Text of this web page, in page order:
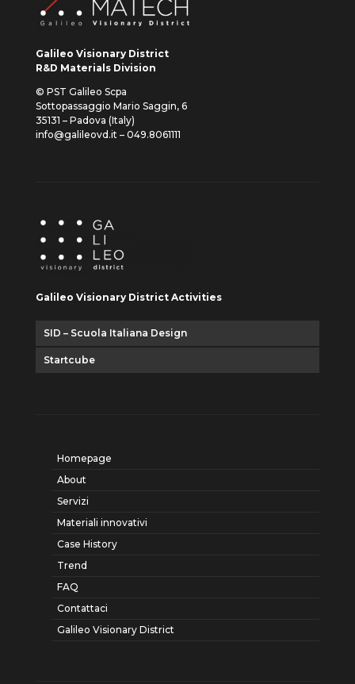
Galileo Visionary District
R&D Materials Division
© PST Galileo Scpa
Sottopassaggio Mario Saggin, 6
35131 – Padova (Italy)
info@galileovd.it – 049.8061111
Galileo Visionary District Activities
SID – Scuola Italiana Design
Startcube
Homepage
About
Servizi
Materiali innovativi
Case History
Trend
FAQ
Contattaci
Galileo Visionary District